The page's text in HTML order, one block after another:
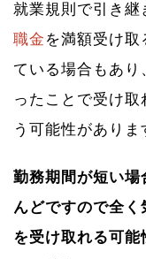
就業規則で引き継
職金 を満額受け
ている場合もあ
ったことで受け取
う可能性がありま
勤務期間が短い場
んどですので全
を受け取れる可